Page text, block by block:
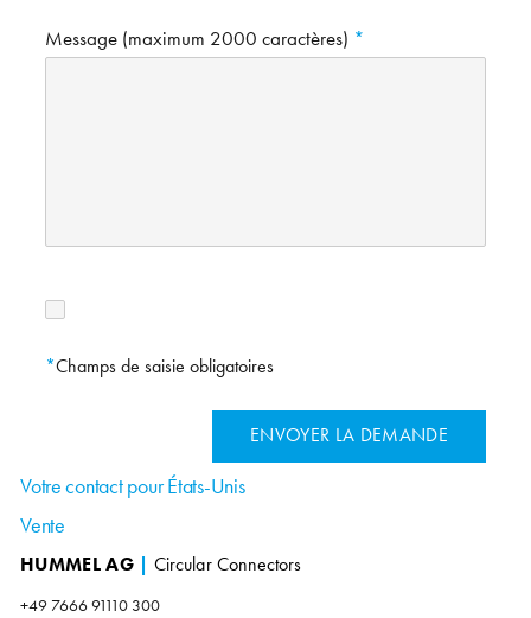
Message (maximum 2000 caractères)
Champs de saisie obligatoires
Votre contact pour États-Unis
Vente
HUMMEL AG | Circular Connectors
+49 7666 91110 300